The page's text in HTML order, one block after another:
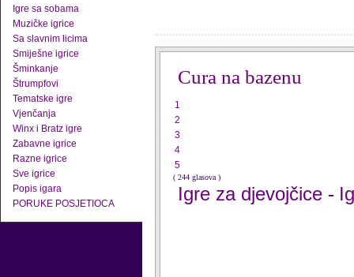
Igre sa sobama
Muzičke igrice
Sa slavnim licima
Smiješne igrice
Šminkanje
Štrumpfovi
Tematske igre
Vjenčanja
Winx i Bratz igre
Zabavne igrice
Razne igrice
Sve igrice
Popis igara
PORUKE POSJETIOCA
Cura na bazenu
1
2
3
4
5
( 244 glasova )
Igre za djevojčice -